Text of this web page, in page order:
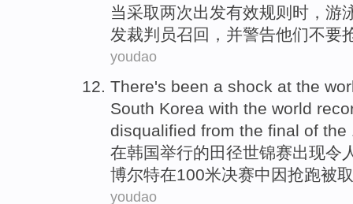
当采取两次出发有效规则 时， 游
发裁判员召回， 并警告他们不要
youdao
There's been a shock at the
South Korea with the world
disqualified from the final of the
在韩国举行的田径世锦赛出现令
博尔特在100米决赛中因抢跑被
youdao